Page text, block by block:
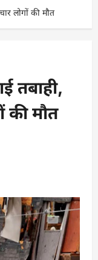
लोगों की मौत
तबाही,
की मौत